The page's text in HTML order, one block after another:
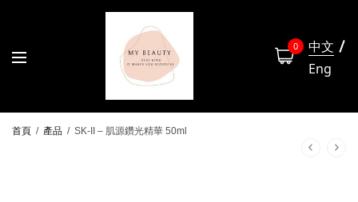
0
中文
Eng
首頁 / 產品 / SK-II – 肌源鑽光精華 50ml